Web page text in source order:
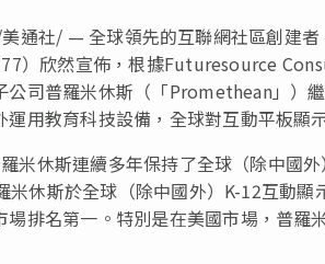
通社/ — 全球領先的互聯網社區創建
）欣然宣佈，根據Futuresource
公司普羅米休斯（「Promethean」）
用教育科技設備，全球對互動平板顯
米休斯連續多年保持了全球（除中國
米休斯於全球（除中國外）K-12互動
場排名第一。特別是在美國市場，普